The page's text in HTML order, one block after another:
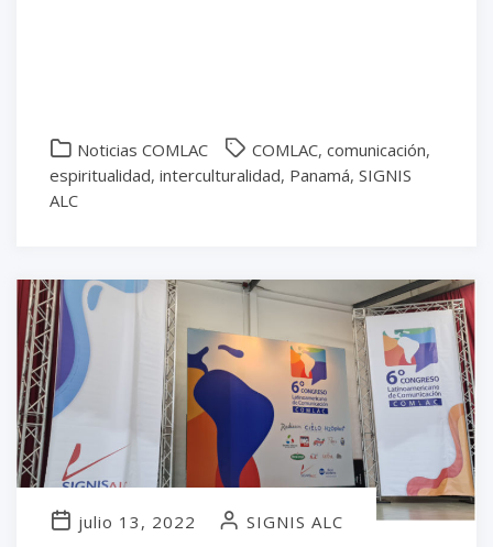
Noticias COMLAC COMLAC, comunicación,
espiritualidad, interculturalidad, Panamá, SIGNIS
ALC
julio 13, 2022 SIGNIS ALC